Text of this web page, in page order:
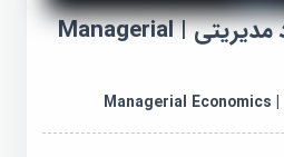
آموزش اقتصاد مدیریتی | Managerial